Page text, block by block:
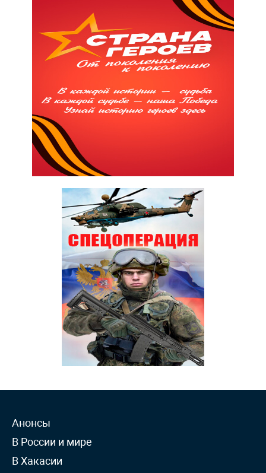
Анонсы
В России и мире
В Хакасии